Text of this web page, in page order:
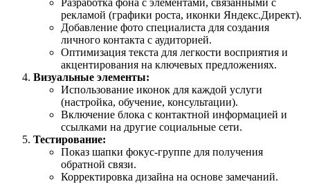
Разработка фона с элементами, связанными с
рекламой (графики роста, иконки Яндекс.Директ).
Добавление фото специалиста для создания
личного контакта с аудиторией.
Оптимизация текста для легкости восприятия и
акцентирования на ключевых предложениях.
Визуальные элементы:
Использование иконок для каждой услуги
(настройка, обучение, консультации).
Включение блока с контактной информацией и
ссылками на другие социальные сети.
Тестирование:
Показ шапки фокус-группе для получения
обратной связи.
Корректировка дизайна на основе замечаний.